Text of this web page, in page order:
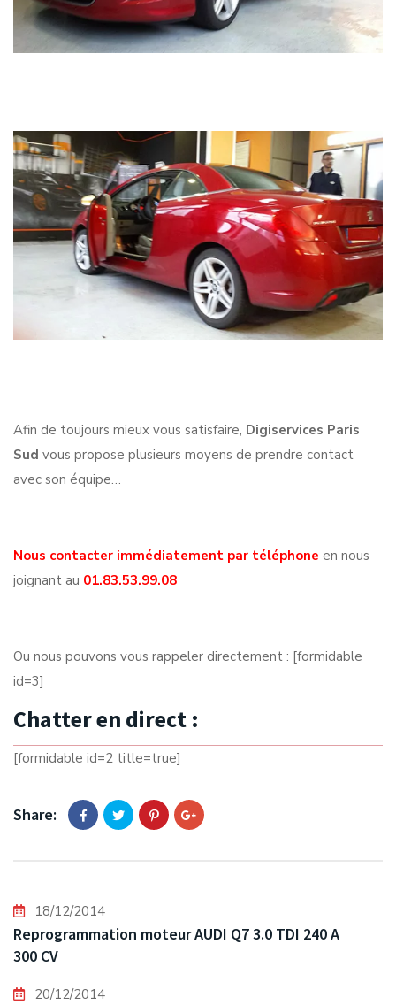
Afin de toujours mieux vous satisfaire, Digiservices Paris
Sud vous propose plusieurs moyens de prendre contact
avec son équipe…
Nous contacter immédiatement par téléphone en nous
joignant au 01.83.53.99.08
Ou nous pouvons vous rappeler directement : [formidable
id=3]
Chatter en direct :
[formidable id=2 title=true]
Share:
18/12/2014
Reprogrammation moteur AUDI Q7 3.0 TDI 240 A
300 CV
20/12/2014